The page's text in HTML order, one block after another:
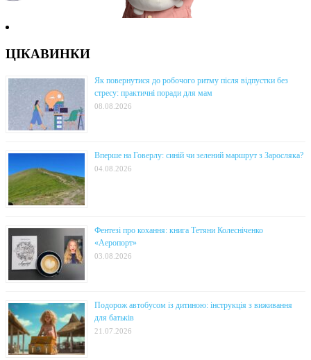
ЦІКАВИНКИ
Як повернутися до робочого ритму після відпустки без
стресу: практичні поради для мам
08.08.2026
Вперше на Говерлу: синій чи зелений маршрут з Заросляка?
04.08.2026
Фентезі про кохання: книга Тетяни Колесніченко
«Аеропорт»
03.08.2026
Подорож автобусом із дитиною: інструкція з виживання
для батьків
21.07.2026